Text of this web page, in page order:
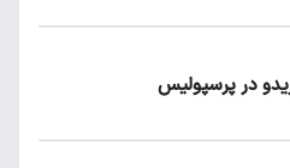
در پرسپولیس